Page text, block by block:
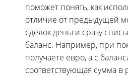
поможет понять, как
отличие от предыдущей
сделок деньги сразу
баланс. Например, при
получаете евро, а с
соответствующая сумма в